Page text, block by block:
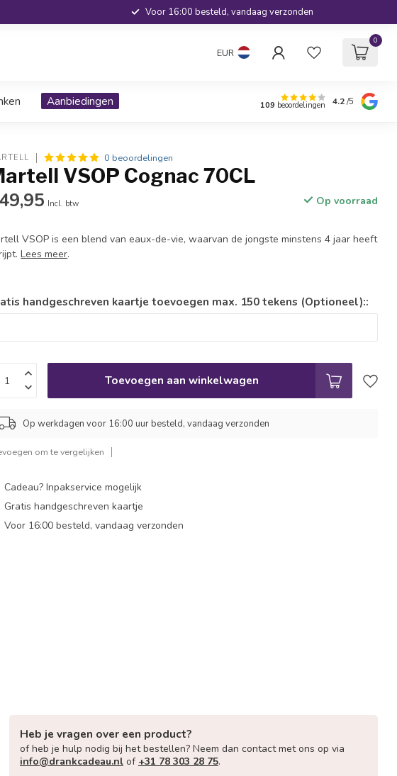
Voor 16:00 besteld, vandaag verzonden
EUR
0
Aanbiedingen 109 beoordelingen 4.2/5
0 beoordelingen
VSOP Cognac 70CL
Incl. btw Op voorraad
VSOP is een blend van eaux-de-vie, waarvan de jongste minstens 4 jaar heeft
Lees meer.
handgeschreven kaartje toevoegen max. 150 tekens (Optioneel)::
Toevoegen aan winkelwagen
Op werkdagen voor 16:00 uur besteld, vandaag verzonden
om te vergelijken
Cadeau? Inpakservice mogelijk
Gratis handgeschreven kaartje
Voor 16:00 besteld, vandaag verzonden
Heb je vragen over een product?
of heb je hulp nodig bij het bestellen? Neem dan contact met ons op via
info@drankcadeau.nl of +31 78 303 28 75.